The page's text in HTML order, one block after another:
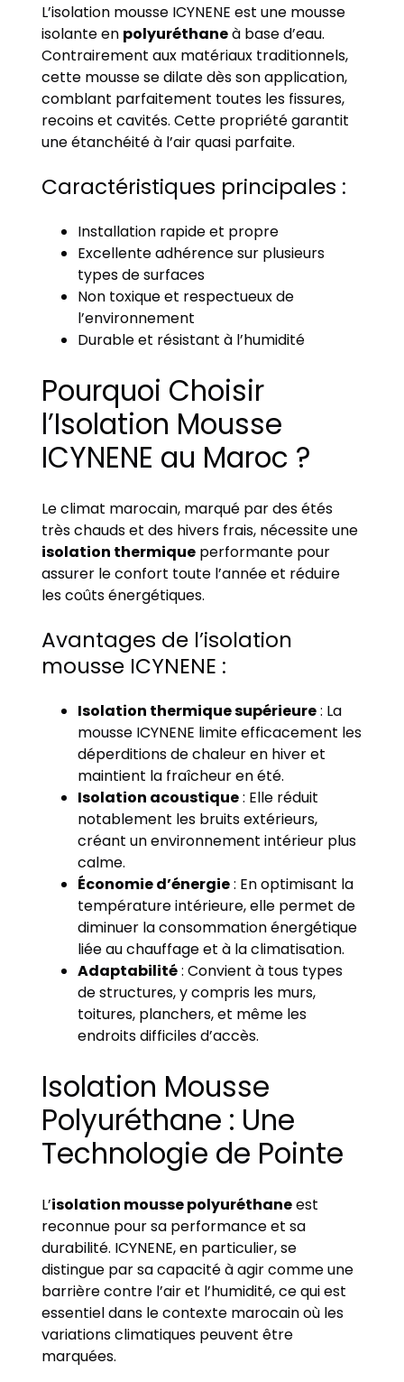
L’isolation mousse ICYNENE est une mousse
isolante en polyuréthaneà base d’eau.
Contrairement aux matériaux traditionnels,
cette mousse se dilate dès son application,
comblant parfaitement toutes les fissures,
recoins et cavités. Cette propriété garantit
une étanchéité à l’air quasi parfaite.
Caractéristiques principales :
Installation rapide et propre
Excellente adhérence sur plusieurs
types de surfaces
Non toxique et respectueux de
l’environnement
Durable et résistant à l’humidité
Pourquoi Choisir
l’Isolation Mousse
ICYNENE au Maroc ?
Le climat marocain, marqué par des étés
très chauds et des hivers frais, nécessite une
isolation thermique performante pour
assurer le confort toute l’année et réduire
les coûts énergétiques.
Avantages de l’isolation
mousse ICYNENE :
Isolation thermique supérieure: La
mousse ICYNENE limite efficacement les
déperditions de chaleur en hiver et
maintient la fraîcheur en été.
Isolation acoustique: Elle réduit
notablement les bruits extérieurs,
créant un environnement intérieur plus
calme.
Économie d’énergie: En optimisant la
température intérieure, elle permet de
diminuer la consommation énergétique
liée au chauffage et à la climatisation.
Adaptabilité: Convient à tous types
de structures, y compris les murs,
toitures, planchers, et même les
endroits difficiles d’accès.
Isolation Mousse
Polyuréthane : Une
Technologie de Pointe
L’isolation mousse polyuréthaneest
reconnue pour sa performance et sa
durabilité. ICYNENE, en particulier, se
distingue par sa capacité à agir comme une
barrière contre l’air et l’humidité, ce qui est
essentiel dans le contexte marocain où les
variations climatiques peuvent être
marquées.